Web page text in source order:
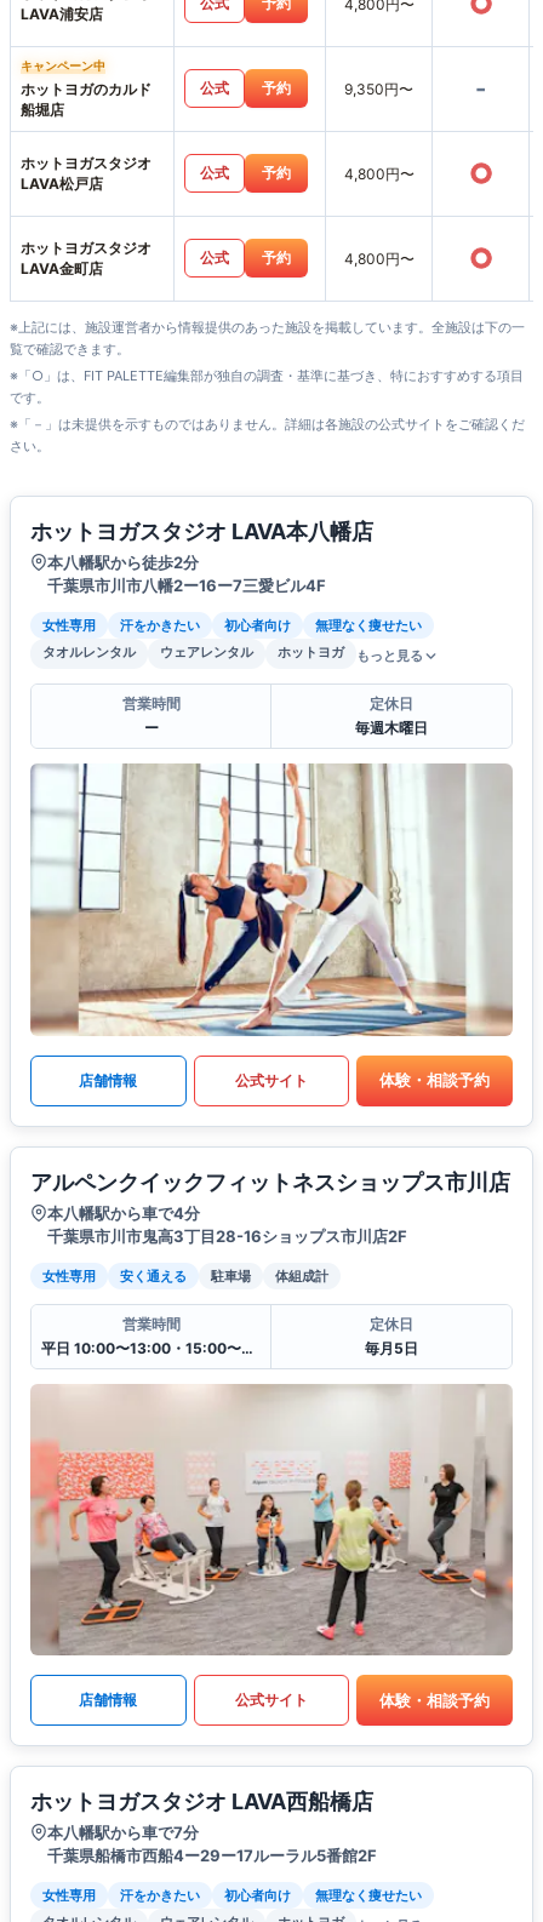
LAVA浦安店
4,800円〜
キャンペーン中
ホットヨガのカルド
船堀店
公式 予約 9,350円〜 -
ホットヨガスタジオ
LAVA松戸店
公式 予約 4,800円〜 ○
ホットヨガスタジオ
LAVA金町店
公式 予約 4,800円〜 ○
※上記には、施設運営者から情報提供のあった施設を掲載しています。全施設は下の一
覧で確認できます。
※「○」は、FIT PALETTE編集部が独自の調査・基準に基づき、特におすすめする項目
です。
※「－」は未提供を示すものではありません。詳細は各施設の公式サイトをご確認くだ
さい。
ホットヨガスタジオ LAVA本八幡店
本八幡駅から徒歩2分
千葉県市川市八幡2ー16ー7三愛ビル4F
女性専用 汗をかきたい 初心者向け
無理なく痩せたい
タオルレンタル
ウェアレンタル ホットヨガ もっと見る
営業時間
ー
定休日
毎週木曜日
店舗情報 公式サイト 体験・相談予約
アルペンクイックフィットネスショップス市川店
本八幡駅から車で4分
千葉県市川市鬼高3丁目28-16ショップス市川店2F
女性専用 安く通える 駐車場 体組成計
営業時間
平日 10:00〜13:00・15:00〜20:00
定休日
毎月5日
店舗情報 公式サイト 体験・相談予約
ホットヨガスタジオ LAVA西船橋店
本八幡駅から車で7分
千葉県船橋市西船4ー29ー17ルーラル5番館2F
女性専用 汗をかきたい 初心者向け
無理なく痩せたい